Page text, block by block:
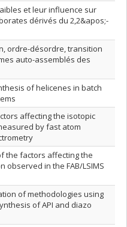
et leur influence sur
dérivés du 2,2&apos;-
ordre-désordre, transition
auto-assemblés des
of helicenes in batch
affecting the isotopic
by fast atom
the factors affecting the
observed in the FAB/LSIMS
of methodologies using
of API and diazo